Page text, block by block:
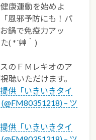
康運動を始めよ
風邪予防にも！パ
鍋で免疫力アッ
( *´艸｀)
のＦＭレキオのア
聴いただけます。
供「いきいきタイ
– ツ
供「いきいきタイ